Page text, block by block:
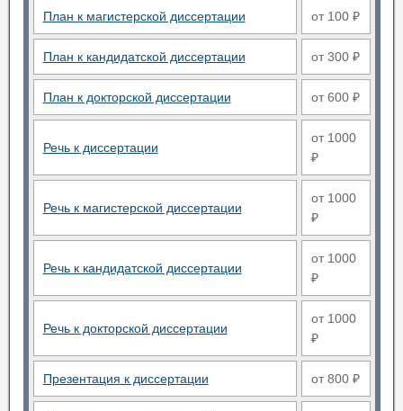
План к магистерской диссертации от 100 ₽
План к кандидатской диссертации от 300 ₽
План к докторской диссертации от 600 ₽
Речь к диссертации
от 1000
₽
Речь к магистерской диссертации
от 1000
₽
Речь к кандидатской диссертации
от 1000
₽
Речь к докторской диссертации
от 1000
₽
Презентация к диссертации от 800 ₽